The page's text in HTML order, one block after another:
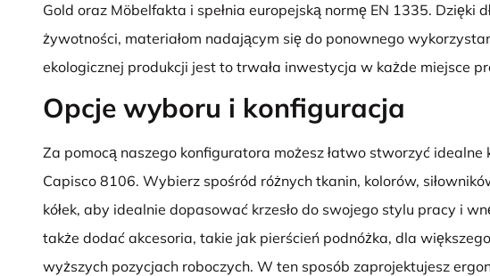
Gold oraz Möbelfakta i spełnia europejską normę EN 1335. Dzięki
żywotności, materiałom nadającym się do ponownego
ekologicznej produkcji jest to trwała inwestycja w każde miejsce
Opcje wyboru i konfiguracja
Za pomocą naszego konfiguratora możesz łatwo stworzyć idealne
Capisco 8106. Wybierz spośród różnych tkanin, kolorów,
kółek, aby idealnie dopasować krzesło do swojego stylu pracy i
także dodać akcesoria, takie jak pierścień podnóżka, dla
wyższych pozycjach roboczych. W ten sposób zaprojektujesz